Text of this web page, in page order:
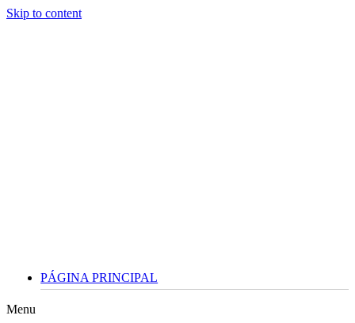
Skip to content
PÁGINA PRINCIPAL
Menu